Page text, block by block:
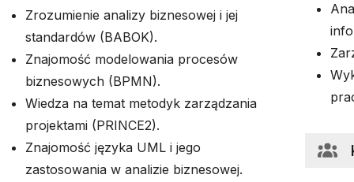
Zrozumienie analizy biznesowej i jej
standardów (BABOK).
Znajomość modelowania procesów
biznesowych (BPMN).
Wiedza na temat metodyk zarządzania
projektami (PRINCE2).
Znajomość języka UML i jego
zastosowania w analizie biznesowej.